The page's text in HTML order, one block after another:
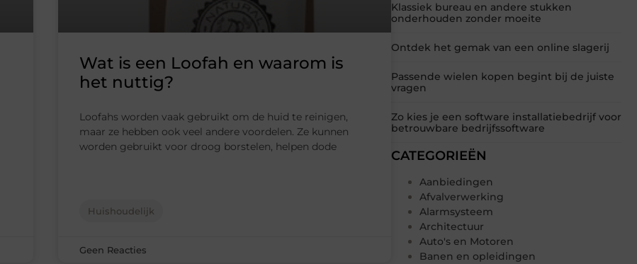
Klassiek bureau en andere stukken
onderhouden zonder moeite
Ontdek het gemak van een online slagerij
Passende wielen kopen begint bij de juiste
vragen
Zo kies je een software installatiebedrijf voor
betrouwbare bedrijfssoftware
CATEGORIEËN
Aanbiedingen
Afvalverwerking
Alarmsysteem
Architectuur
Auto's en Motoren
Banen en opleidingen
Wat is een Loofah en waarom is
het nuttig?
Loofahs worden vaak gebruikt om de huid te reinigen,
maar ze hebben ook veel andere voordelen. Ze kunnen
worden gebruikt voor droog borstelen, helpen dode
Huishoudelijk
Geen Reacties